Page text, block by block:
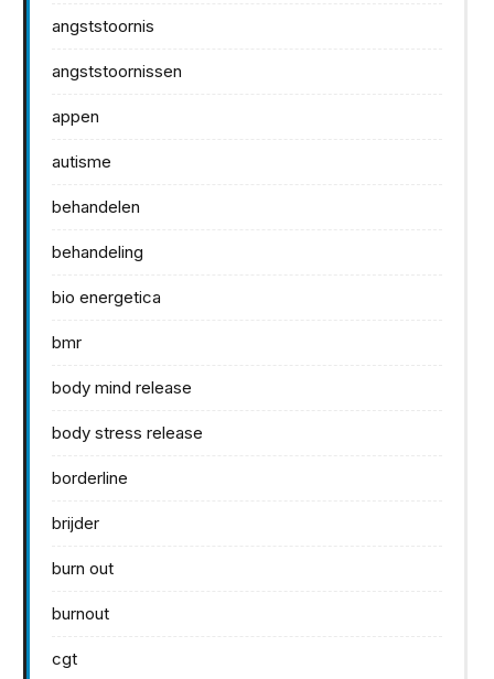
angststoornis
angststoornissen
appen
autisme
behandelen
behandeling
bio energetica
bmr
body mind release
body stress release
borderline
brijder
burn out
burnout
cgt